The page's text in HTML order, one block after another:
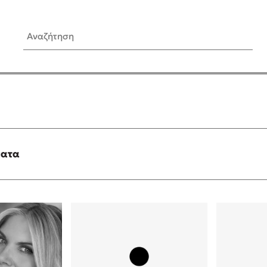
Αναζήτηση
είναι «το πρόβλημα»
Συγχαρητήρια, Πέθανες!